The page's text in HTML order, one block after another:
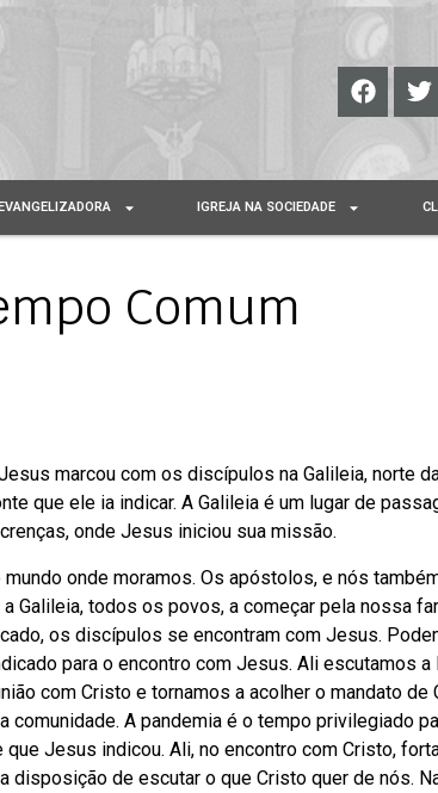
IGREJA NA SOCIEDADE
Comum
marcou com os discípulos na Galileia, norte
que ele ia indicar. A Galileia é um lugar de
onde Jesus iniciou sua missão.
mundo onde moramos. Os apóstolos, e nós
Galileia, todos os povos, a começar pela nossa
os discípulos se encontram com Jesus.
para o encontro com Jesus. Ali escutamos a
com Cristo e tornamos a acolher o mandato de
comunidade. A pandemia é o tempo privilegiado
Jesus indicou. Ali, no encontro com Cristo,
disposição de escutar o que Cristo quer de nós.